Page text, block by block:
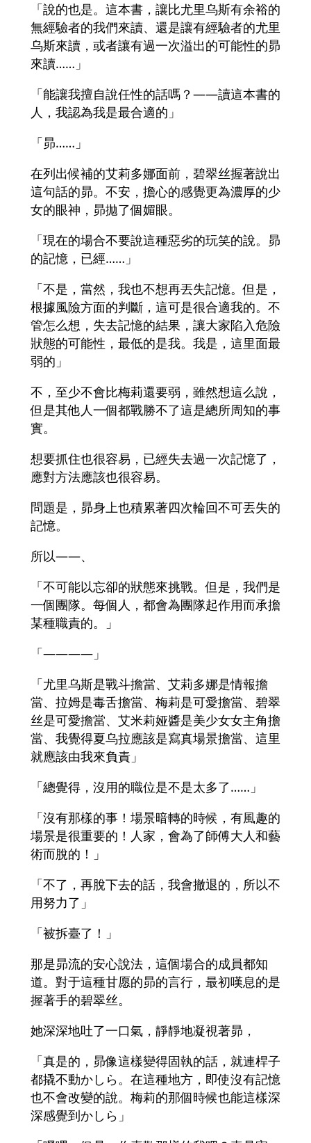
「說的也是。這本書，讓比尤里乌斯有余裕的
無經驗者的我們來讀、還是讓有經驗者的尤里
乌斯來讀，或者讓有過一次溢出的可能性的昴
來讀……」
「能讓我擅自說任性的話嗎？――讀這本書的
人，我認為我是最合適的」
「昴……」
在列出候補的艾莉多娜面前，碧翠丝握著說出
這句話的昴。不安，擔心的感覺更為濃厚的少
女的眼神，昴拋了個媚眼。
「現在的場合不要說這種惡劣的玩笑的說。昴
的記憶，已經……」
「不是，當然，我也不想再丟失記憶。但是，
根據風險方面的判斷，這可是很合適我的。不
管怎么想，失去記憶的結果，讓大家陷入危險
狀態的可能性，最低的是我。我是，這里面最
弱的」
不，至少不會比梅莉還要弱，雖然想這么說，
但是其他人一個都戰勝不了這是總所周知的事
實。
想要抓住也很容易，已經失去過一次記憶了，
應對方法應該也很容易。
問題是，昴身上也積累著四次輪回不可丟失的
記憶。
所以――、
「不可能以忘卻的狀態來挑戰。但是，我們是
一個團隊。每個人，都會為團隊起作用而承擔
某種職責的。」
「――――」
「尤里乌斯是戰斗擔當、艾莉多娜是情報擔
當、拉姆是毒舌擔當、梅莉是可愛擔當、碧翠
丝是可愛擔當、艾米莉娅醬是美少女女主角擔
當、我覺得夏乌拉應該是寫真場景擔當、這里
就應該由我來負責」
「總覺得，沒用的職位是不是太多了……」
「沒有那樣的事！場景暗轉的時候，有風趣的
場景是很重要的！人家，會為了師傅大人和藝
術而脫的！」
「不了，再脫下去的話，我會撤退的，所以不
用努力了」
「被拆臺了！」
那是昴流的安心說法，這個場合的成員都知
道。對于這種甘愿的昴的言行，最初嘆息的是
握著手的碧翠丝。
她深深地吐了一口氣，靜靜地凝視著昴，
「真是的，昴像這樣變得固執的話，就連桿子
都撬不動かしら。在這種地方，即使沒有記憶
也不會改變的說。梅莉的那個時候也能這樣深
深感覺到かしら」